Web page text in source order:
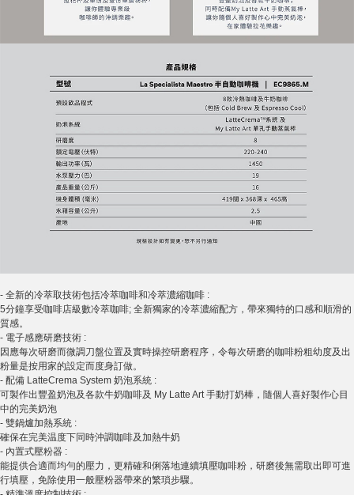
- 全新的冷萃取技術包括冷萃咖啡和冷萃濃縮咖啡 :
5分鐘享受咖啡店級數冷萃咖啡; 全新獨家的冷萃濃縮配方，帶來獨特的口感和順滑的
質感。
- 電子感應研磨技術 :
因應每次研磨而微調刀盤位置及實時操控研磨程序，令每次研磨的咖啡粉粗幼度及出
粉量是按用家的設定而度身訂做。
- 配備 LatteCrema System 奶泡系統 :
可製作出豐盈奶泡及各款牛奶咖啡及 My Latte Art 手動打奶棒，隨個人喜好製作心目
中的完美奶泡
- 雙鍋爐加熱系統 :
確保在完美温度下同時沖調咖啡及加熱牛奶
- 內置式壓粉器 :
能提供合適而均勻的壓力，更精確和俐落地連續填壓咖啡粉，研磨後無需取出即可進
行填壓，免除使用一般壓粉器帶來的繁瑣步驟。